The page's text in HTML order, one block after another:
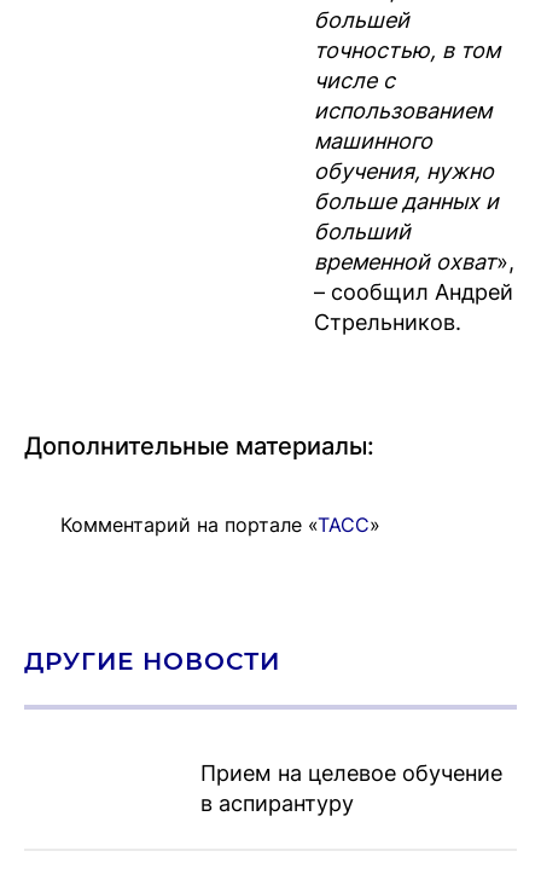
большей
точностью, в том
числе с
использованием
машинного
обучения, нужно
больше данных и
больший
временной охват»,
– сообщил Андрей
Стрельников.
Дополнительные материалы:
Комментарий на портале «ТАСС»
ДРУГИЕ НОВОСТИ
Прием на целевое обучение
в аспирантуру